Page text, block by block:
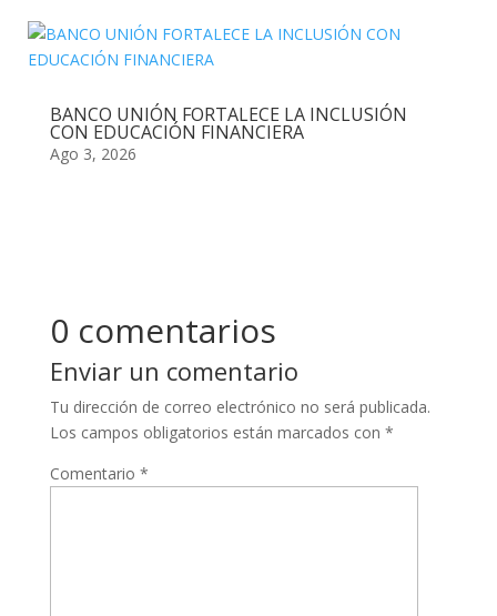
BANCO UNIÓN FORTALECE LA INCLUSIÓN
CON EDUCACIÓN FINANCIERA
Ago 3, 2026
0 comentarios
Enviar un comentario
Tu dirección de correo electrónico no será publicada.
Los campos obligatorios están marcados con *
Comentario *